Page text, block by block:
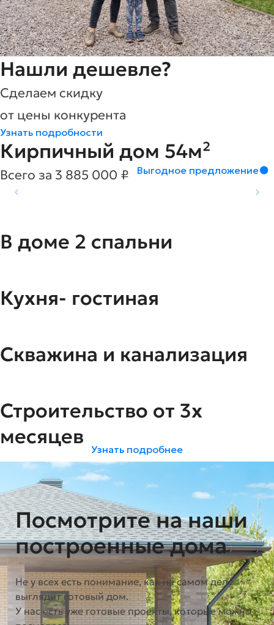
Нашли дешевле?
Сделаем скидку
от цены конкурента
Узнать подробности
Кирпичный дом 54м²
Всего за 3 885 000 ₽ Выгодное предложение
В доме 2 cпальни
Кухня- гостиная
Скважина и канализация
Строительство от 3х
месяцев
Узнать подробнее
Посмотрите на наши
построенные дома
Не у всех есть понимание, как на самом деле
выглядит готовый дом.
У нас есть уже готовые проекты, которые можно